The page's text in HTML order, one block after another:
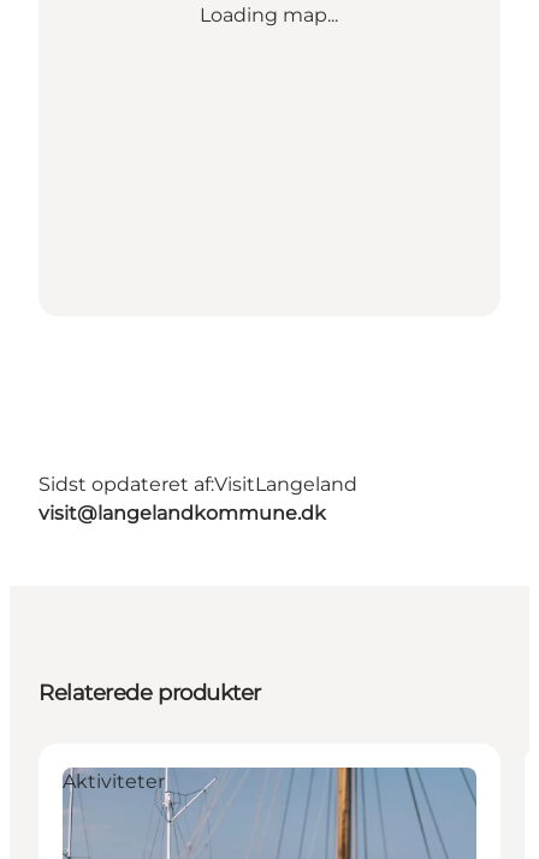
Loading map...
Sidst opdateret af:VisitLangeland
visit@langelandkommune.dk
Relaterede produkter
Aktiviteter